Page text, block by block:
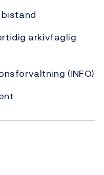
arkivfaglig
(INFO)